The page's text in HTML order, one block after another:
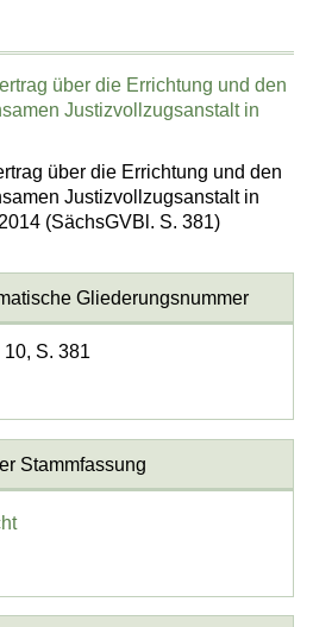
über die Errichtung und den
Justizvollzugsanstalt in
über die Errichtung und den
Justizvollzugsanstalt in
(SächsGVBl. S. 381)
Gliederungsnummer
S. 381
Stammfassung